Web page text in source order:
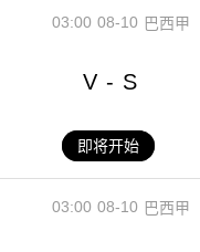
08-10
03:00 巴西甲
V - S
即将开始
08-10
03:00 巴西甲